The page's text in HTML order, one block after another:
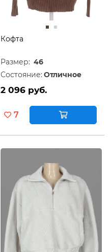
Кофта
Размер: 46
Состояние: Отличное
2 096 руб.
7